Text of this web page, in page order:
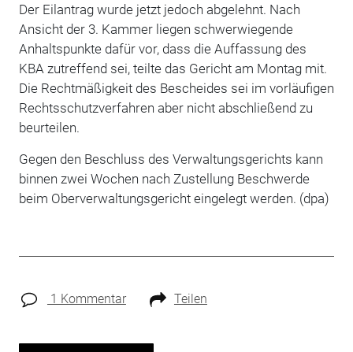
Der Eilantrag wurde jetzt jedoch abgelehnt. Nach
Ansicht der 3. Kammer liegen schwerwiegende
Anhaltspunkte dafür vor, dass die Auffassung des
KBA zutreffend sei, teilte das Gericht am Montag mit.
Die Rechtmäßigkeit des Bescheides sei im vorläufigen
Rechtsschutzverfahren aber nicht abschließend zu
beurteilen.
Gegen den Beschluss des Verwaltungsgerichts kann
binnen zwei Wochen nach Zustellung Beschwerde
beim Oberverwaltungsgericht eingelegt werden. (dpa)
1 Kommentar Teilen